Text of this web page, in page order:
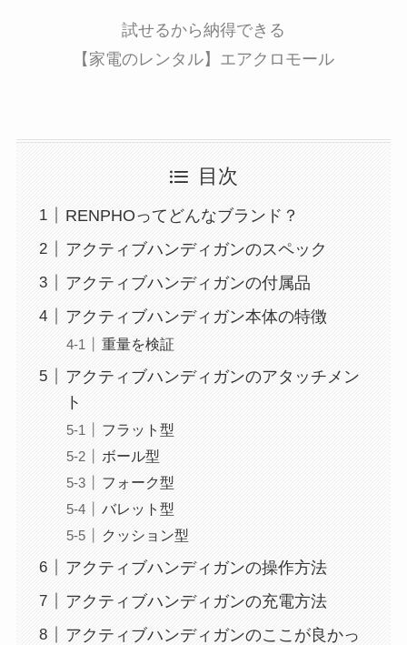
試せるから納得できる
【家電のレンタル】エアクロモール
目次
RENPHOってどんなブランド？
アクティブハンディガンのスペック
アクティブハンディガンの付属品
アクティブハンディガン本体の特徴
重量を検証
アクティブハンディガンのアタッチメン
ト
フラット型
ボール型
フォーク型
バレット型
クッション型
アクティブハンディガンの操作方法
アクティブハンディガンの充電方法
アクティブハンディガンのここが良かっ